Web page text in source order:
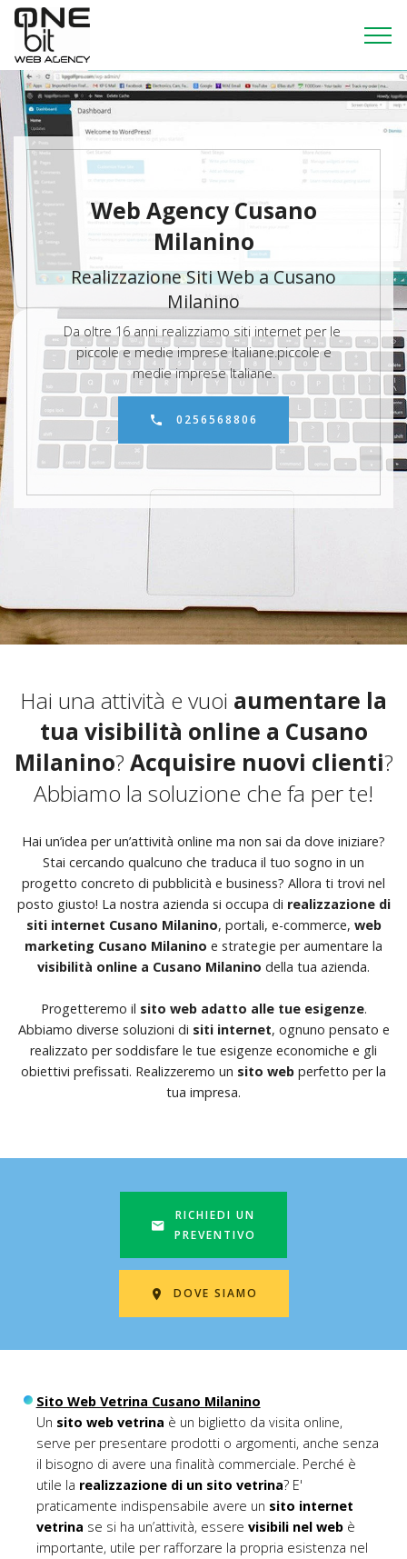
Web Agency Cusano
Milanino
Realizzazione Siti Web a Cusano
Milanino
Da oltre 16 anni realizziamo siti internet per le
piccole e medie imprese Italiane.piccole e
medie imprese Italiane.
0256568806
Hai una attività e vuoi aumentare la
tua visibilità online a Cusano
Milanino? Acquisire nuovi clienti?
Abbiamo la soluzione che fa per te!
Hai un’idea per un’attività online ma non sai da dove iniziare?
Stai cercando qualcuno che traduca il tuo sogno in un
progetto concreto di pubblicità e business? Allora ti trovi nel
posto giusto! La nostra azienda si occupa di realizzazione di
siti internet Cusano Milanino, portali, e-commerce, web
marketing Cusano Milanino e strategie per aumentare la
visibilità online a Cusano Milanino della tua azienda.
Progetteremo il sito web adatto alle tue esigenze.
Abbiamo diverse soluzioni di siti internet, ognuno pensato e
realizzato per soddisfare le tue esigenze economiche e gli
obiettivi prefissati. Realizzeremo un sito web perfetto per la
tua impresa.
RICHIEDI UN
PREVENTIVO
DOVE SIAMO
Sito Web Vetrina Cusano Milanino
Un sito web vetrina è un biglietto da visita online,
serve per presentare prodotti o argomenti, anche senza
il bisogno di avere una finalità commerciale. Perché è
utile la realizzazione di un sito vetrina? E'
praticamente indispensabile avere un sito internet
vetrina se si ha un’attività, essere visibili nel webè
importante, utile per rafforzare la propria esistenza nel